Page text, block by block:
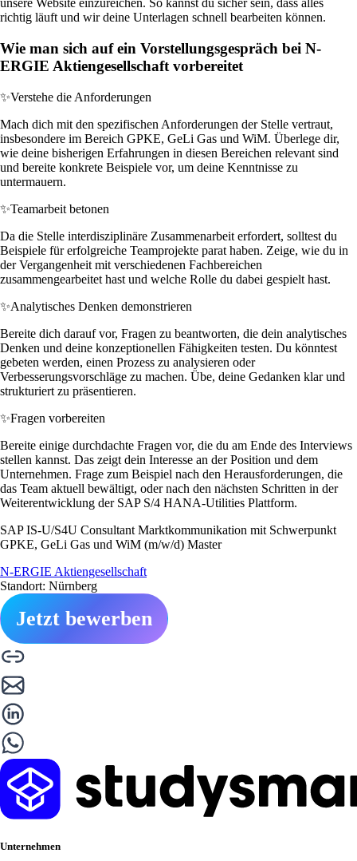
unsere Website einzureichen. So kannst du sicher sein, dass alles
richtig läuft und wir deine Unterlagen schnell bearbeiten können.
Wie man sich auf ein Vorstellungsgespräch bei N-
ERGIE Aktiengesellschaft vorbereitet
✨Verstehe die Anforderungen
Mach dich mit den spezifischen Anforderungen der Stelle vertraut,
insbesondere im Bereich GPKE, GeLi Gas und WiM. Überlege dir,
wie deine bisherigen Erfahrungen in diesen Bereichen relevant sind
und bereite konkrete Beispiele vor, um deine Kenntnisse zu
untermauern.
✨Teamarbeit betonen
Da die Stelle interdisziplinäre Zusammenarbeit erfordert, solltest du
Beispiele für erfolgreiche Teamprojekte parat haben. Zeige, wie du in
der Vergangenheit mit verschiedenen Fachbereichen
zusammengearbeitet hast und welche Rolle du dabei gespielt hast.
✨Analytisches Denken demonstrieren
Bereite dich darauf vor, Fragen zu beantworten, die dein analytisches
Denken und deine konzeptionellen Fähigkeiten testen. Du könntest
gebeten werden, einen Prozess zu analysieren oder
Verbesserungsvorschläge zu machen. Übe, deine Gedanken klar und
strukturiert zu präsentieren.
✨Fragen vorbereiten
Bereite einige durchdachte Fragen vor, die du am Ende des Interviews
stellen kannst. Das zeigt dein Interesse an der Position und dem
Unternehmen. Frage zum Beispiel nach den Herausforderungen, die
das Team aktuell bewältigt, oder nach den nächsten Schritten in der
Weiterentwicklung der SAP S/4 HANA-Utilities Plattform.
SAP IS-U/S4U Consultant Marktkommunikation mit Schwerpunkt
GPKE, GeLi Gas und WiM (m/w/d) Master
N-ERGIE Aktiengesellschaft
Standort: Nürnberg
Jetzt bewerben
Unternehmen